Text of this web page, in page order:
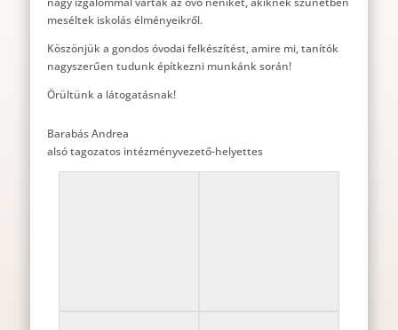
meséltek iskolás élményeikről.
Köszönjük a gondos óvodai felkészítést, amire mi, tanítók
nagyszerűen tudunk építkezni munkánk során!
Örültünk a látogatásnak!
Barabás Andrea
alsó tagozatos intézményvezető-helyettes